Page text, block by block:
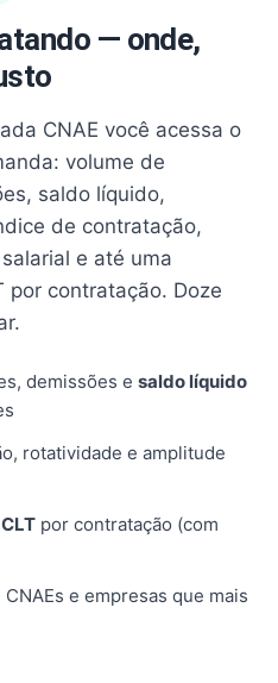
— onde,
CNAE você acessa o
volume de
saldo líquido,
de contratação,
e até uma
por contratação. Doze
demissões e saldo líquido
rotatividade e amplitude
por contratação (com
e empresas que mais